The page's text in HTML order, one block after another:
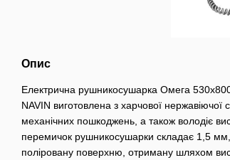
Опис
Електрична рушникосушарка Омега
NAVIN виготовлена з харчової
механічних пошкоджень, а також володіє
перемичок рушникосушарки складає 1,5
поліровану поверхню, отриману шляхом